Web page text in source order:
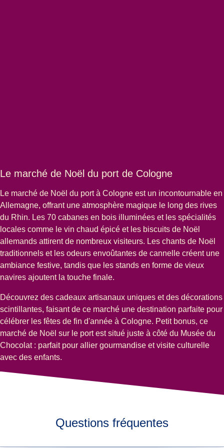
Le marché de Noël du port de Cologne
Le marché de Noël du port à Cologne est un incontournable en
Allemagne, offrant une atmosphère magique le long des rives
du Rhin. Les 70 cabanes en bois illuminées et les spécialités
locales comme le vin chaud épicé et les biscuits de Noël
allemands attirent de nombreux visiteurs. Les chants de Noël
traditionnels et les odeurs envoûtantes de cannelle créent une
ambiance festive, tandis que les stands en forme de vieux
navires ajoutent la touche finale.
Découvrez des cadeaux artisanaux uniques et des décorations
scintillantes, faisant de ce marché une destination parfaite pour
célébrer les fêtes de fin d'année à Cologne. Petit bonus, ce
marché de Noël sur le port est situé juste à côté du Musée du
Chocolat : parfait pour allier gourmandise et visite culturelle
avec des enfants.
Questions fréquentes